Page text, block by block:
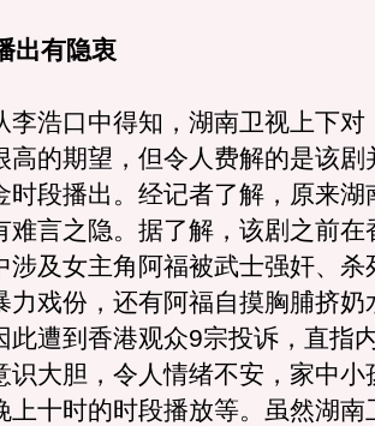
出有隐衷
浩口中得知，湖南卫视上下对
高的期望，但令人费解的是该剧
时段播出。经记者了解，原来湖
难言之隐。据了解，该剧之前在
涉及女主角阿福被武士强奸、杀
力戏份，还有阿福自摸胸脯挤奶
此遭到香港观众9宗投诉，直指
识大胆，令人情绪不安，家中小
上十时的时段播放等。虽然湖南